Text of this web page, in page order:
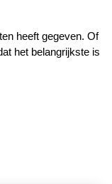
heeft gegeven. Of
het belangrijkste is